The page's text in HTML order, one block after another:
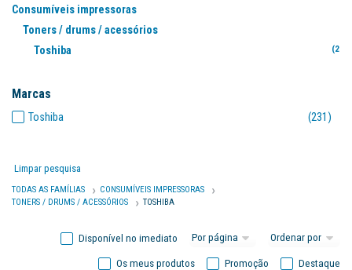
Consumíveis impressoras
Toners / drums / acessórios
Toshiba
(231)
Marcas
Toshiba (231)
Limpar pesquisa
TODAS AS FAMÍLIAS
CONSUMÍVEIS IMPRESSORAS
TONERS / DRUMS / ACESSÓRIOS
TOSHIBA
Disponível no imediato
Destaque
Promoção
Os meus produtos